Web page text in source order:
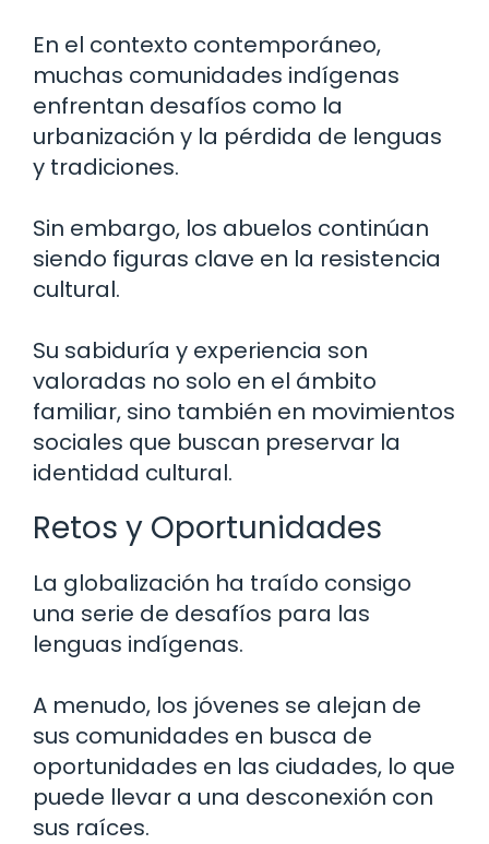
En el contexto contemporáneo,
muchas comunidades indígenas
enfrentan desafíos como la
urbanización y la pérdida de lenguas
y tradiciones.
Sin embargo, los abuelos continúan
siendo figuras clave en la resistencia
cultural.
Su sabiduría y experiencia son
valoradas no solo en el ámbito
familiar, sino también en movimientos
sociales que buscan preservar la
identidad cultural.
Retos y Oportunidades
La globalización ha traído consigo
una serie de desafíos para las
lenguas indígenas.
A menudo, los jóvenes se alejan de
sus comunidades en busca de
oportunidades en las ciudades, lo que
puede llevar a una desconexión con
sus raíces.